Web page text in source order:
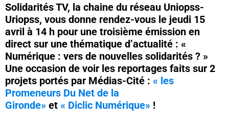
Solidarités TV, la chaine du réseau Uniopss-
Uriopss, vous donne rendez-vous le jeudi 15
avril à 14 h pour une troisième émission en
direct sur une thématique d’actualité : «
Numérique : vers de nouvelles solidarités ? »
Une occasion de voir les reportages faits sur 2
projets portés par Médias-Cité : « les
Promeneurs Du Net de la
Gironde» et « Diclic Numérique» !